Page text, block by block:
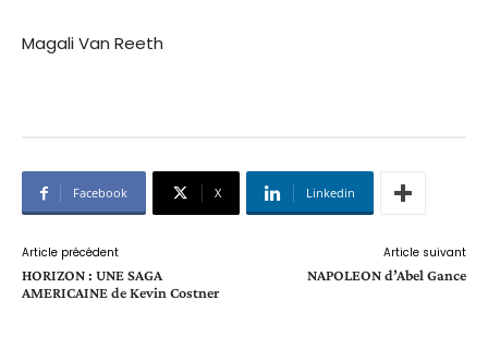
Magali Van Reeth
Facebook X Linkedin
Article précédent
HORIZON : UNE SAGA
AMERICAINE de Kevin Costner
Article suivant
NAPOLEON d’Abel Gance